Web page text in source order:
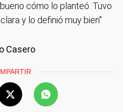
cómo lo planteó. Tuvo
y lo definió muy bien"
Casero